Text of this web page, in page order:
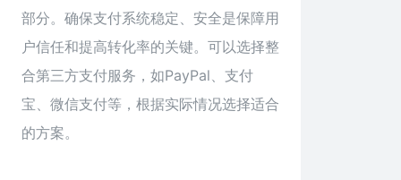
部分。确保支付系统稳定、安全是保障用
户信任和提高转化率的关键。可以选择整
合第三方支付服务，如PayPal、支付
宝、微信支付等，根据实际情况选择适合
的方案。